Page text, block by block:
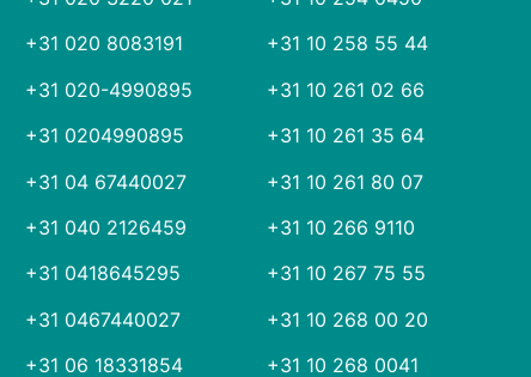
+31 020 8083191
+31 020-4990895
+31 0204990895
+31 04 67440027
+31 040 2126459
+31 0418645295
+31 0467440027
+31 06 18331854
+31 10 258 55 44
+31 10 261 02 66
+31 10 261 35 64
+31 10 261 80 07
+31 10 266 9110
+31 10 267 75 55
+31 10 268 00 20
+31 10 268 0041